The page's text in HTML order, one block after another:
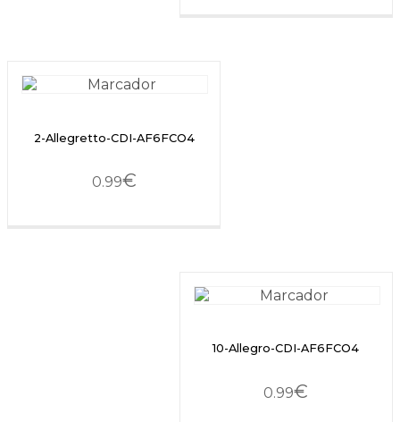
2-Allegretto-CDI-AF6FCO4
0.99€
10-Allegro-CDI-AF6FCO4
0.99€